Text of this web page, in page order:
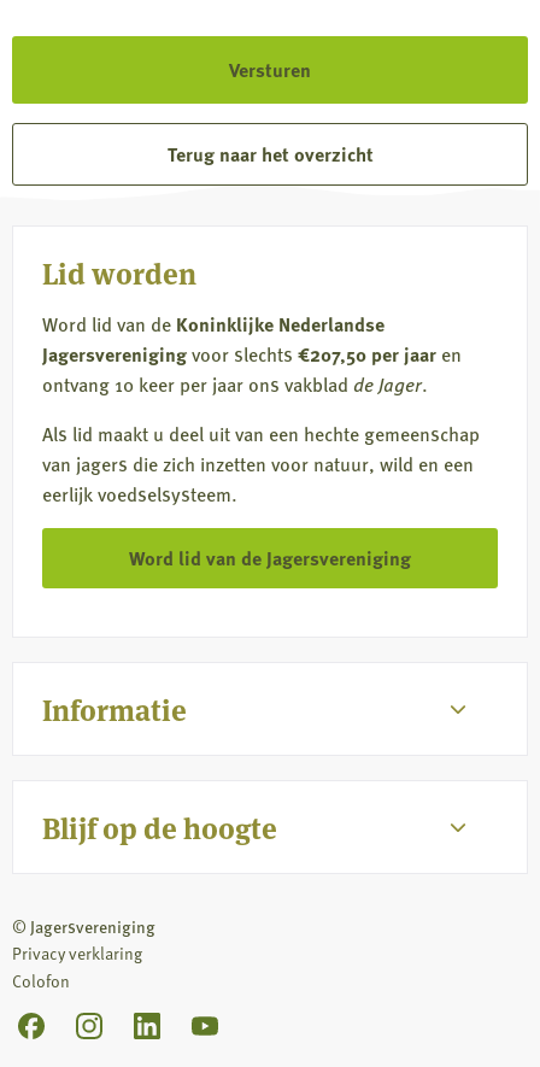
Terug naar het overzicht
Informatie
Lid worden
Word lid van de Koninklijke Nederlandse
Jagersverenigingvoor slechts €207,50 per jaar en
ontvang 10 keer per jaar ons vakblad de Jager.
Als lid maakt u deel uit van een hechte gemeenschap
van jagers die zich inzetten voor natuur, wild en een
eerlijk voedselsysteem.
Word lid van de Jagersvereniging
Blijf op de hoogte
© Jagersvereniging
Privacy verklaring
Colofon